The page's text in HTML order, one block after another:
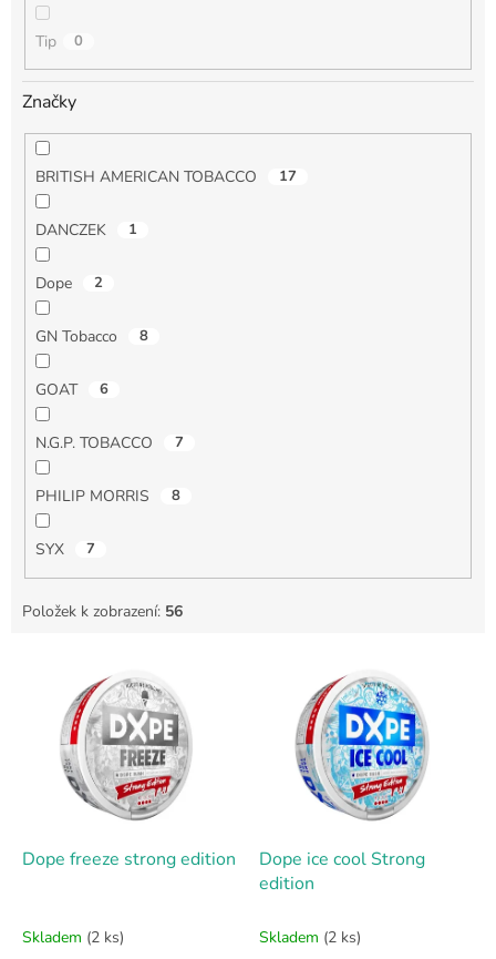
Tip 0
Značky
BRITISH AMERICAN TOBACCO 17
DANCZEK 1
Dope 2
GN Tobacco 8
GOAT 6
N.G.P. TOBACCO 7
PHILIP MORRIS 8
SYX 7
Položek k zobrazení: 56
Dope freeze strong edition
Skladem (2 ks)
Dope ice cool Strong
edition
Skladem (2 ks)